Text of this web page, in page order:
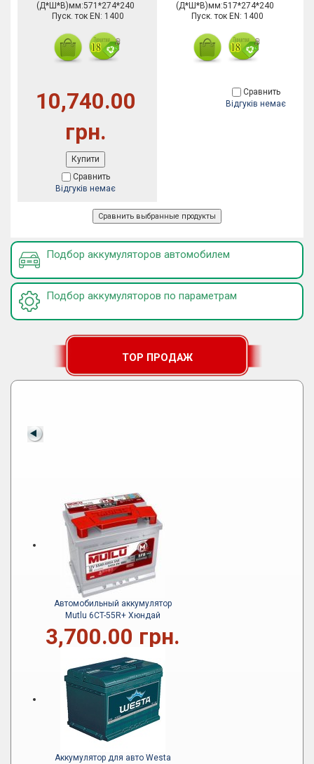
(Д*Ш*В)мм:571*274*240
Пуск. ток EN: 1400
10,740.00
грн.
Купити
Сравнить
Відгуків немає
(Д*Ш*В)мм:517*274*240
Пуск. ток EN: 1400
Сравнить
Відгуків немає
Подбор аккумуляторов автомобилем
Подбор аккумуляторов по параметрам
TOP ПРОДАЖ
Автомобильный аккумулятор
Mutlu 6CT-55R+ Хюндай
3,700.00 грн.
Аккумулятор для авто Westa